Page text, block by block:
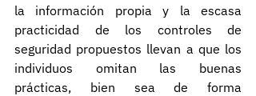
la información propia y la escasa
practicidad de los controles de
seguridad propuestos llevan a que los
individuos omitan las buenas
prácticas, bien sea de forma